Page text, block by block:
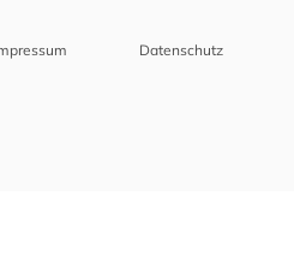
Datenschutz